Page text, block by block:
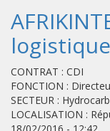
logistique
CONTRAT : CDI
FONCTION :
SECTEUR :
LOCALISATION :